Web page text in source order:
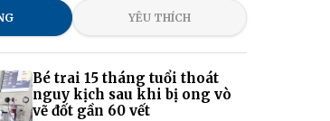
YÊU THÍCH
Bé trai 15 tháng tuổi thoát
nguy kịch sau khi bị ong vò
vẽ đốt gần 60 vết